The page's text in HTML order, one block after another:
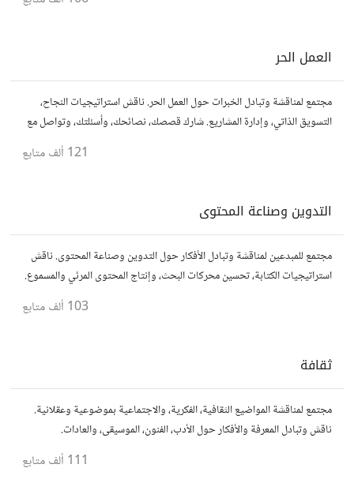
العمل الحر
مجتمع لمناقشة وتبادل الخبرات حول العمل الحر. ناقش استراتيجيات النجاح،
التسويق الذاتي، وإدارة المشاريع. شارك قصصك، نصائحك، وأسئلتك، وتواصل مع
121 ألف متابع
التدوين وصناعة المحتوى
مجتمع للمبدعين لمناقشة وتبادل الأفكار حول التدوين وصناعة المحتوى. ناقش
استراتيجيات الكتابة، تحسين محركات البحث، وإنتاج المحتوى المرئي والمسموع.
103 ألف متابع
ثقافة
مجتمع لمناقشة المواضيع الثقافية، الفكرية، والاجتماعية بموضوعية وعقلانية.
ناقش وتبادل المعرفة والأفكار حول الأدب، الفنون، الموسيقى، والعادات.
111 ألف متابع